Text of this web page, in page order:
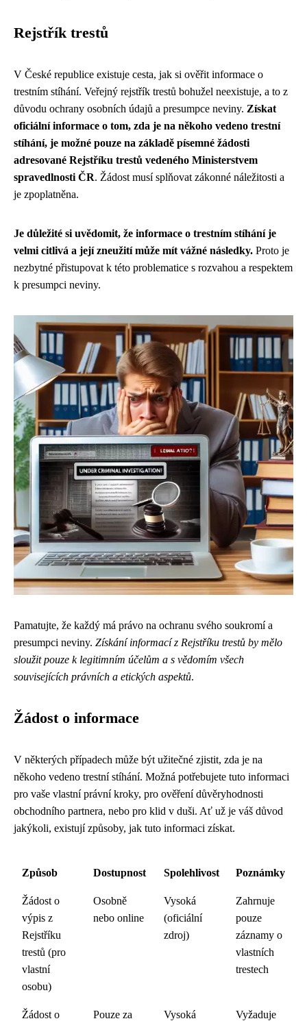
Rejstřík trestů
V České republice existuje cesta, jak si ověřit informace o
trestním stíhání. Veřejný rejstřík trestů bohužel neexistuje, a to z
důvodu ochrany osobních údajů a presumpce neviny. Získat
oficiální informace o tom, zda je na někoho vedeno trestní
stíhání, je možné pouze na základě písemné žádosti
adresované Rejstříku trestů vedeného Ministerstvem
spravedlnosti ČR. Žádost musí splňovat zákonné náležitosti a
je zpoplatněna.
Je důležité si uvědomit, že informace o trestním stíhání je
velmi citlivá a její zneužití může mít vážné následky. Proto je
nezbytné přistupovat k této problematice s rozvahou a respektem
k presumpci neviny.
Pamatujte, že každý má právo na ochranu svého soukromí a
presumpci neviny. Získání informací z Rejstříku trestů by mělo
sloužit pouze k legitimním účelům a s vědomím všech
souvisejících právních a etických aspektů.
Žádost o informace
V některých případech může být užitečné zjistit, zda je na
někoho vedeno trestní stíhání. Možná potřebujete tuto informaci
pro vaše vlastní právní kroky, pro ověření důvěryhodnosti
obchodního partnera, nebo pro klid v duši. Ať už je váš důvod
jakýkoli, existují způsoby, jak tuto informaci získat.
Způsob Dostupnost Spolehlivost Poznámky
Žádost o
výpis z
Rejstříku
trestů (pro
vlastní
osobu)
Osobně
nebo online
Vysoká
(oficiální
zdroj)
Zahrnuje
pouze
záznamy o
vlastních
trestech
Žádost o
Pouze za
Vysoká
Vyžaduje